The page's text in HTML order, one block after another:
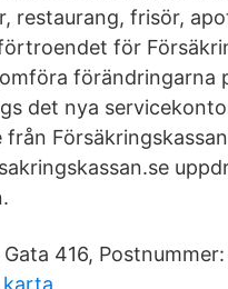
restaurang, frisör,
för
förändringarna
det nya
från
416,
karta